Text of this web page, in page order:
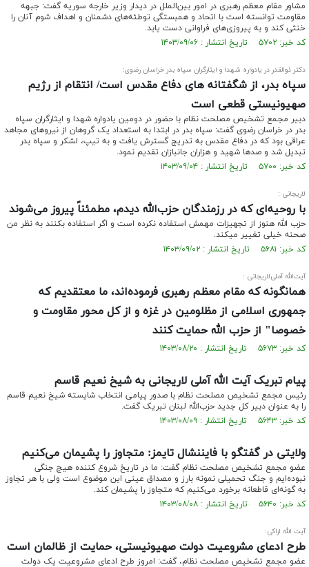
مشاور مقام معظم رهبری در امور بین‌الملل در دیدار وزیر خارجه سوریه گفت: جبهه
مقاومت توانسته است با اتحاد و همبستگی توطئه‌های دشمنان و اهداف شوم آنان را
خنثی کند و به پیروزی‌های فراوانی دست یابد.
کد خبر: ۵۷۰۲ تاریخ انتشار : ۱۴۰۳/۰۹/۰۶
دکتر ذوالقدر در یادواره شهدا و ایثارگران سپاه بدر خراسان رضوی:
سپاه بدر، از شگفتانه های دفاع مقدس است/ انتقام از رژیم
صهیونیستی قطعی است
دبیر مجمع تشخیص مصلحت نظام با حضور در دومین یادواره شهدا و ایثارگران سپاه
بدر در خراسان رضوی گفت: سپاه بدر در ابتدا به استعداد یک گروهان از نیروهای مجاهد
عراقی بود که در دفاع مقدس به تدریج گسترش یافت و به تیپ، لشکر و سپاه بدر
تبدیل شد و صدها شهید و هزاران جانبازان تقدیم نمود.
کد خبر: ۵۷۰۰ تاریخ انتشار : ۱۴۰۳/۰۹/۰۴
لاریجانی :
با روحیه‌ای که در رزمندگان حزب‌الله دیدم، مطمئناً پیروز می‌شوند
حزب الله هنوز از تجهیزات مهمش استفاده نکرده‌ است و اگر استفاده بکنند به نظر من
صحنه خیلی تغییر میکند.
کد خبر: ۵۶۸۱ تاریخ انتشار : ۱۴۰۳/۰۹/۰۲
آیت‌الله آملی‌لاریجانی :
همانگونه که مقام معظم رهبری فرموده‌اند، ما معتقدیم که
جمهوری اسلامی از مظلومین در غزه و از کل محور مقاومت و
خصوصا" از حزب الله حمایت کنند
کد خبر: ۵۶۷۳ تاریخ انتشار : ۱۴۰۳/۰۸/۲۰
پیام تبریک آیت الله آملی لاریجانی به شیخ نعیم قاسم
رئیس مجمع تشخیص مصلحت نظام با صدور پیامی انتخاب شایسته شیخ نعیم قاسم
را به عنوان دبیر کل جدید حزب‌الله لبنان تبریک گفت.
کد خبر: ۵۶۴۳ تاریخ انتشار : ۱۴۰۳/۰۸/۰۹
ولایتی در گفتگو با فایننشال تایمز: متجاوز را پشیمان می‌کنیم
عضو مجمع تشخیص مصلحت نظام گفت: ما در تاریخ شروع کننده هیچ جنگی
نبوده‌ایم و جنگ تحمیلی نمونه بارز و مصداق عینی این موضوع است ولی با هر تجاوز
به گونه‌ای قاطعانه برخورد می‌کنیم که متجاوز را پشیمان کند.
کد خبر: ۵۶۴۰ تاریخ انتشار : ۱۴۰۳/۰۸/۰۸
آیت الله اراکی:
طرح ادعای مشروعیت دولت صهیونیستی، حمایت از ظالمان است
عضو مجمع تشخیص مصلحت نظام، گفت: امروز طرح ادعای مشروعیت یک دولت